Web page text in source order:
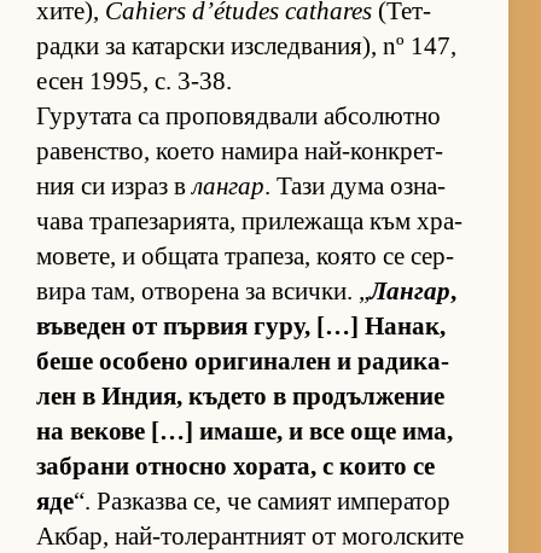
хи­те), Cahiers d’études cathares (Тет­
радки за ка­тар­ски из­след­ва­ни­я), nº 147,
есен 1995, с. 3-38.
Гу­ру­тата са про­по­вяд­вали аб­со­лютно
ра­вен­с­т­во, ко­ето на­мира най-кон­к­рет­
ния си из­раз влангар. Тази дума оз­на­
чава тра­пе­за­ри­я­та, при­ле­жаща към хра­
мо­ве­те, и об­щата тра­пе­за, ко­ято се сер­
вира там, от­во­рена за всич­ки. „Лангар,
въ­ве­ден от пър­вия гу­ру, […] На­нак,
беше осо­бено ори­ги­на­лен и ра­ди­ка­
лен в Ин­дия, къ­дето в про­дъл­же­ние
на ве­кове […] има­ше, и все още има,
заб­рани от­носно хо­ра­та, с ко­ито се
яде“. Раз­казва се, че са­мият им­пе­ра­тор
Ак­бар, най-то­ле­ран­т­ният от мо­гол­с­ките